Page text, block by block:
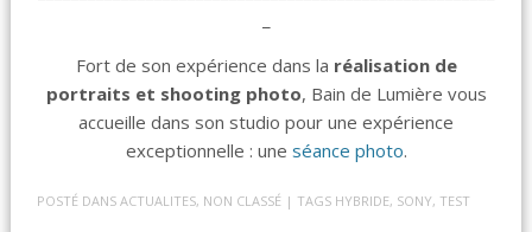
Fort de son expérience dans la réalisation de
portraits et shooting photo, Bain de Lumière vous
accueille dans son studio pour une expérience
exceptionnelle : une séance photo.
POSTÉ DANSACTUALITES, NON CLASSÉ | TAGS HYBRIDE, SONY, TEST